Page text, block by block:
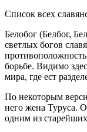
Список всех
Белобог (Белбог,
светлых богов
борьбе. Видимо
мира, где ест
По некоторым
него жена Туруса.
одним из